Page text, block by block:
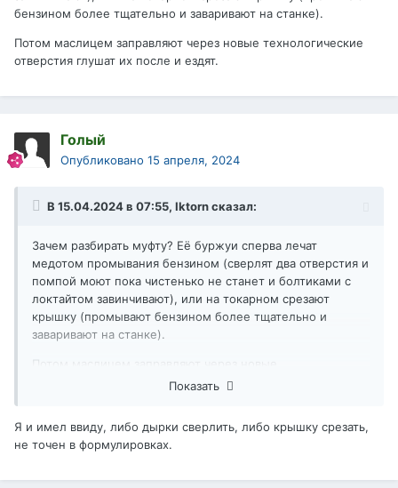
бензином более тщательно и заваривают на станке).
Потом маслицем заправляют через новые технологические
отверстия глушат их после и ездят.
Голый
Опубликовано 15 апреля, 2024
В 15.04.2024 в 07:55, Iktornсказал:
Зачем разбирать муфту? Её буржуи сперва лечат
медотом промывания бензином (сверлят два отверстия и
помпой моют пока чистенько не станет и болтиками с
локтайтом завинчивают), или на токарном срезают
крышку (промывают бензином более тщательно и
заваривают на станке).
Потом маслицем заправляют через новые
технологические отверстия глушат их после и ездят.
Показать
Я и имел ввиду, либо дырки сверлить, либо крышку срезать,
не точен в формулировках.